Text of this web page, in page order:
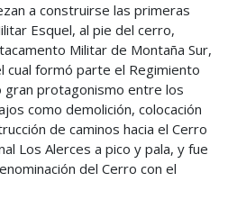
a construirse las primeras
Esquel, al pie del cerro,
Militar de Montaña Sur,
formó parte el Regimiento
protagonismo entre los
como demolición, colocación
de caminos hacia el Cerro
Los Alerces a pico y pala, y fue
del Cerro con el